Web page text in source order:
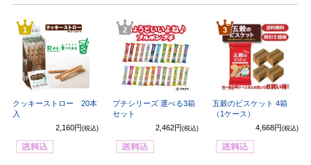
1
クッキーストロー 20本
入
2,160円 (税込)
2
プチシリーズ 選べる3箱
セット
2,462円 (税込)
3
五穀のビスケット 4箱
（1ケース）
4,668円(税込)